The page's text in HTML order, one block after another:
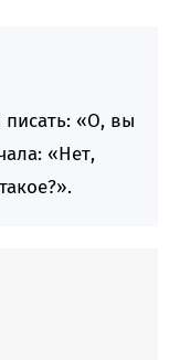
«О, вы
«Нет,